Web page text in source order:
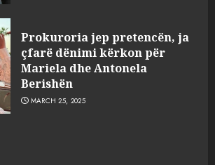
Prokuroria jep pretencën, ja
çfarë dënimi kërkon për
Mariela dhe Antonela
Berishën
MARCH 25, 2025